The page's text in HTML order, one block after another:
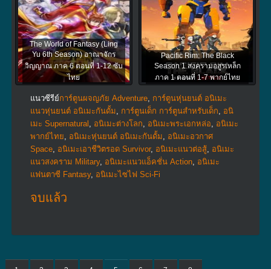
The World of Fantasy (Ling
Yu 6th Season) อาณาจักร
วิญญาณ ภาค 6 ตอนที่ 1-12 ซับ
ไทย
Pacific Rim: The Black
Season 1 สงครามอสูรเหล็ก
ภาค 1 ตอนที่ 1-7 พากย์ไทย
แนวซีรีย์การ์ตูนผจญภัย Adventure, การ์ตูนหุ่นยนต์ อนิเมะ
แนวหุ่นยนต์ อนิเมะกันดั้ม, การ์ตูนเด็ก การ์ตูนสำหรับเด็ก, อนิ
เมะ Supernatural , อนิเมะต่างโลก, อนิเมะพระเอกหล่อ, อนิเมะ
พากย์ไทย, อนิเมะหุ่นยนต์ อนิเมะกันดั้ม, อนิเมะอวกาศ
Space, อนิเมะเอาชีวิตรอด Survivor, อนิเมะแนวต่อสู้, อนิเมะ
แนวสงคราม Military, อนิเมะแนวแอ็คชั่น Action, อนิเมะ
แฟนตาซี Fantasy, อนิเมะไซไฟ Sci-Fi
จบแล้ว